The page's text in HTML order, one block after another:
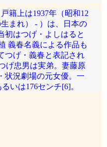
籍上は1937年（昭和12
まれ） - ）は、日本の
初はつげ・よしはると
義春名義による作品も
つげ・義春と表記され
げ忠男は実弟。妻藤原
状況劇場の元女優。一
いは176センチ[6]。